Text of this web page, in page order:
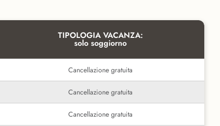
TIPOLOGIA VACANZA:
solo soggiorno
Cancellazione gratuita
Cancellazione gratuita
Cancellazione gratuita